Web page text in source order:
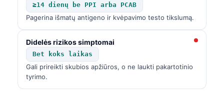
≥14 dienų be PPI arba PCAB
Pagerina išmatų antigeno ir kvėpavimo testo tikslumą.
Didelės rizikos simptomai
Bet koks laikas
Gali prireikti skubios apžiūros, o ne laukti pakartotinio
tyrimo.Slovenščina
Magyar
Shqip
اردو